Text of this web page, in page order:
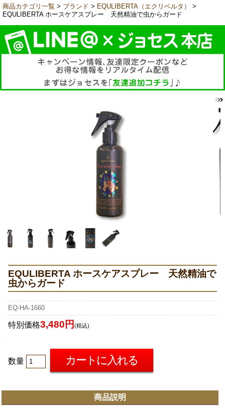
商品カテゴリ一覧 > ブランド > EQULIBERTA（エクリベルタ）
>
EQULIBERTA ホースケアスプレー 天然精油で虫からガード
EQULIBERTA ホースケアスプレー 天然精油で
虫からガード
EQ-HA-1660
特別価格3,480円 (税込)
数量
商品説明